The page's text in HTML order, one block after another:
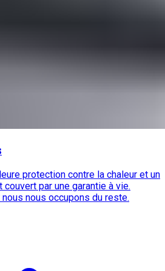
protection contre la chaleur et un
par une garantie à vie.
nous occupons du reste.